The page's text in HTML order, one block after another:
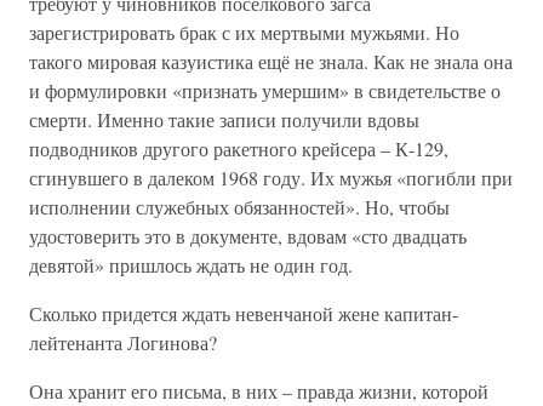
зарегистрировать брак с их мертвыми мужьями. Но
такого мировая казуистика ещё не знала. Как не знала она
и формулировки «признать умершим» в свидетельстве о
смерти. Именно такие записи получили вдовы
подводников другого ракетного крейсера – К-129,
сгинувшего в далеком 1968 году. Их мужья «погибли при
исполнении служебных обязанностей». Но, чтобы
удостоверить это в документе, вдовам «сто двадцать
девятой» пришлось ждать не один год.
Сколько придется ждать невенчаной жене капитан-
лейтенанта Логинова?
Она хранит его письма, в них – правда жизни, которой